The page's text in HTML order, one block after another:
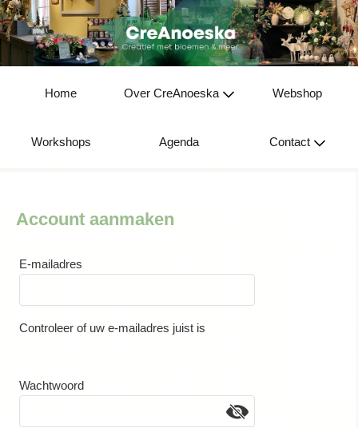
Home Over CreAnoeska Webshop
Workshops Agenda Contact
Account aanmaken
E-mailadres
Controleer of uw e-mailadres juist is
Wachtwoord